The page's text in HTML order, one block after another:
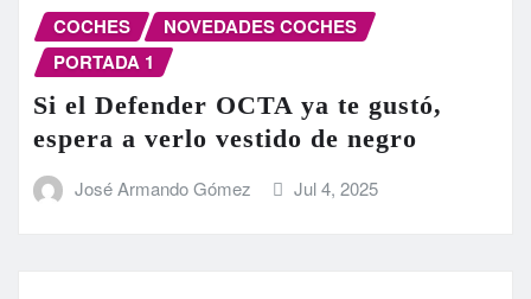
COCHES
NOVEDADES COCHES
PORTADA 1
Si el Defender OCTA ya te gustó,
espera a verlo vestido de negro
José Armando Gómez Jul 4, 2025